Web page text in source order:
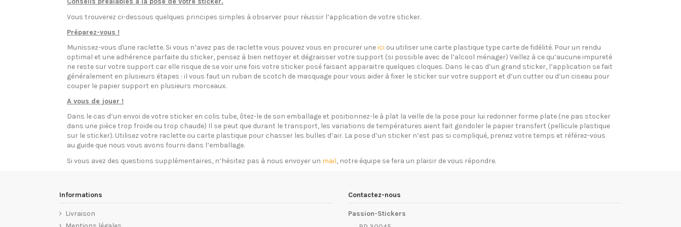
Vous trouverez ci-dessous quelques principes simples à observer pour réussir l’application de votre sticker.
Préparez-vous !
Munissez-vous d'une raclette. Si vous n’avez pas de raclette vous pouvez vous en procurer uneici ou utiliser une carte plastique type carte de fidélité. Pour un rendu
optimal et une adhérence parfaite du sticker, pensez à bien nettoyer et dégraisser votre support (si possible avec de l’alcool ménager) Veillez à ce qu’aucune impureté
ne reste sur votre support car elle risque de se voir une fois votre sticker posé faisant apparaitre quelques cloques. Dans le cas d’un grand sticker, l’application se fait
généralement en plusieurs étapes : il vous faut un ruban de scotch de masquage pour vous aider à fixer le sticker sur votre support et d’un cutter ou d’un ciseau pour
couper le papier support en plusieurs morceaux.
A vous de jouer !
Dans le cas d’un envoi de votre sticker en colis tube, ôtez-le de son emballage et positionnez-le à plat la veille de la pose pour lui redonner forme plate (ne pas stocker
dans une pièce trop froide ou trop chaude) Il se peut que durant le transport, les variations de températures aient fait gondoler le papier transfert (pellicule plastique
sur le sticker). Utilisez votre raclette ou carte plastique pour chasser les bulles d’air. La pose d’un sticker n’est pas si compliqué, prenez votre temps et référez-vous
au guide que nous vous avons fourni dans l’emballage.
Si vous avez des questions supplémentaires, n’hésitez pas à nous envoyer un mail, notre équipe se fera un plaisir de vous répondre.
Informations
Livraison
Contactez-nous
Passion-Stickers